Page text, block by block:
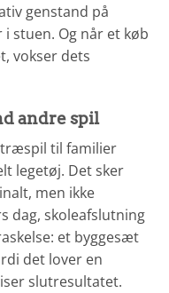
genstand på
stuen. Og når et køb
vokser dets
andre spil
træspil til familier
legetøj. Det sker
men ikke
dag, skoleafslutning
et byggesæt
det lover en
slutresultatet.